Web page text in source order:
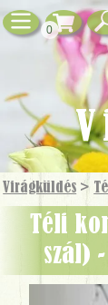
0
Virágküldés >
téli kompozíció fehér rózsával (11
szál)